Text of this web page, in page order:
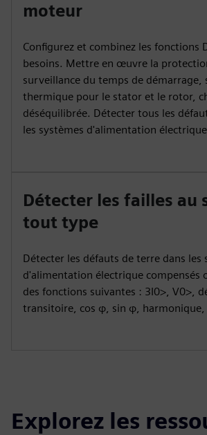
moteur
Configurez et combinez les fonctions
besoins. Mettre en œuvre la
surveillance du temps de démarrage,
thermique pour le stator et le rotor,
déséquilibrée. Détecter tous les
les systèmes d'alimentation
Détecter les failles au
tout type
Détecter les défauts de terre dans les
d'alimentation électrique compensés
des fonctions suivantes : 3I0>, V0>,
transitoire, cos φ, sin φ, harmonique,
Explorez les